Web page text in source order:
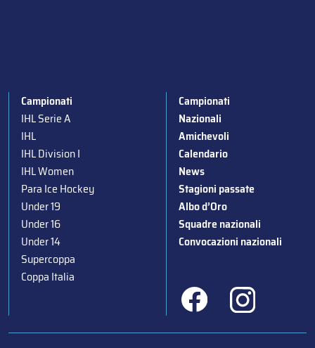
Campionati
IHL Serie A
IHL
IHL Division I
IHL Women
Para Ice Hockey
Under 19
Under 16
Under 14
Supercoppa
Coppa Italia
Campionati
Nazionali
Amichevoli
Calendario
News
Stagioni passate
Albo d’Oro
Squadre nazionali
Convocazioni nazionali